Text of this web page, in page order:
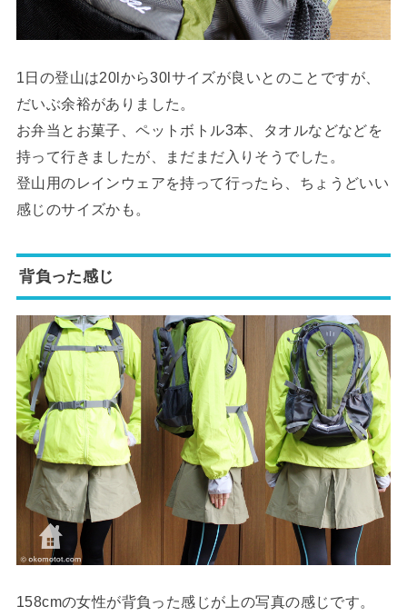
1日の登山は20lから30lサイズが良いとのことですが、
だいぶ余裕がありました。
お弁当とお菓子、ペットボトル3本、タオルなどなどを
持って行きましたが、まだまだ入りそうでした。
登山用のレインウェアを持って行ったら、ちょうどいい
感じのサイズかも。
背負った感じ
158cmの女性が背負った感じが上の写真の感じです。